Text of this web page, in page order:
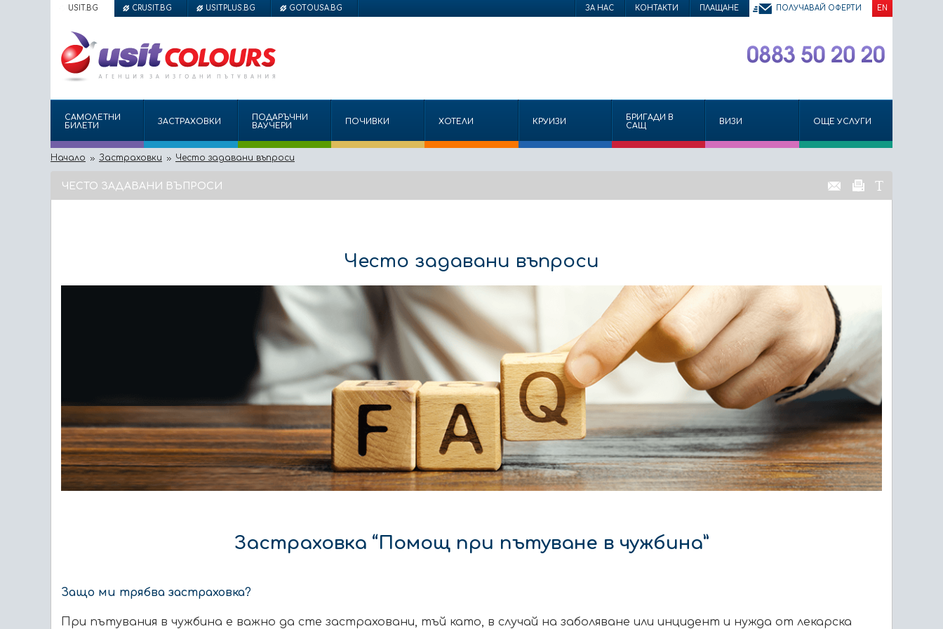
USIT.BG CRUSIT.BG USITPLUS.BG GOTOUSA.BG ЗА НАС КОНТАКТИ ПЛАЩАНЕ ПОЛУЧАВАЙ ОФЕРТИ EN
САМОЛЕТНИ
БИЛЕТИ
ЗАСТРАХОВКИ
ПОДАРЪЧНИ
ВАУЧЕРИ
ПОЧИВКИ ХОТЕЛИ КРУИЗИ
БРИГАДИ В
САЩ
ВИЗИ ОЩЕ УСЛУГИ
Начало Застраховки Често задавани въпроси
ЧЕСТО ЗАДАВАНИ ВЪПРОСИ
Често задавани въпроси
Застраховка “Помощ при пътуване в чужбина”
Защо ми трябва застраховка?
При пътувания в чужбина е важно да сте застраховани, тъй като, в случай на заболяване или инцидент и нужда от лекарска